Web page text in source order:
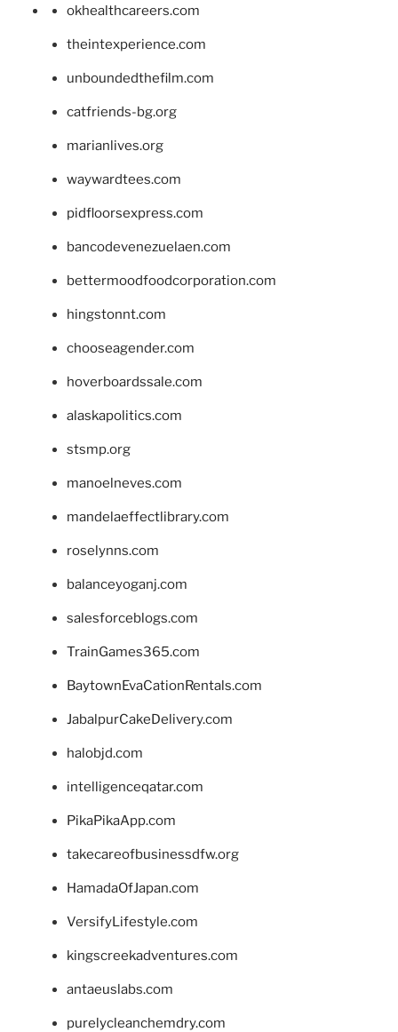
okhealthcareers.com
theintexperience.com
unboundedthefilm.com
catfriends-bg.org
marianlives.org
waywardtees.com
pidfloorsexpress.com
bancodevenezuelaen.com
bettermoodfoodcorporation.com
hingstonnt.com
chooseagender.com
hoverboardssale.com
alaskapolitics.com
stsmp.org
manoelneves.com
mandelaeffectlibrary.com
roselynns.com
balanceyoganj.com
salesforceblogs.com
TrainGames365.com
BaytownEvaCationRentals.com
JabalpurCakeDelivery.com
halobjd.com
intelligenceqatar.com
PikaPikaApp.com
takecareofbusinessdfw.org
HamadaOfJapan.com
VersifyLifestyle.com
kingscreekadventures.com
antaeuslabs.com
purelycleanchemdry.com